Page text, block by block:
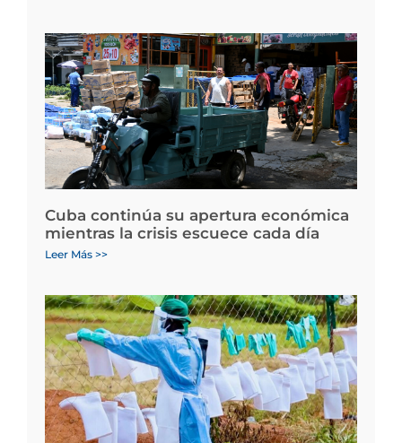
Cuba continúa su apertura económica
mientras la crisis escuece cada día
Leer Más >>